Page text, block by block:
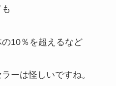
10％を超えるなど
ーは怪しいですね。